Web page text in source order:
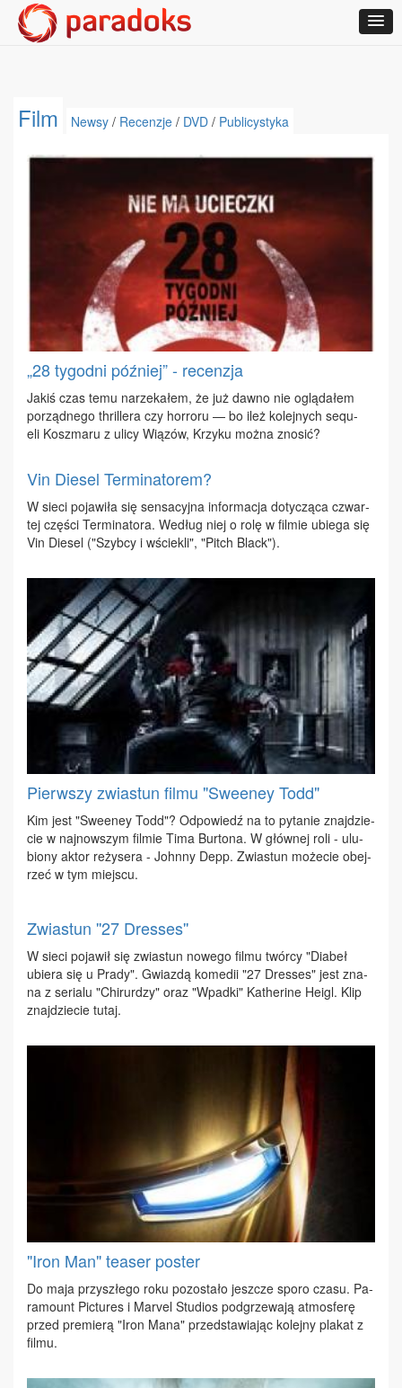
Film Newsy / Recenzje / DVD / Publicystyka
„28 tygodni później” - recenzja
Ja­kiś czas te­mu na­rze­ka­łem, że już daw­no nie oglą­da­łem
po­rząd­ne­go thril­le­ra czy hor­ro­ru — bo ileż ko­lej­nych se­qu­
eli Kosz­ma­ru z uli­cy Wią­zów, Krzy­ku moż­na zno­sić?
Vin Diesel Terminatorem?
W sie­ci po­ja­wi­ła się sen­sa­cyj­na in­for­ma­cja do­ty­czą­ca czwar­
tej czę­ści Ter­mi­na­to­ra. We­dług niej o ro­lę w fil­mie ubie­ga się
Vin Die­sel ("Szyb­cy i wście­kli", "Pitch Black").
Pierwszy zwiastun filmu "Sweeney Todd"
Kim jest "Swe­eney Todd"? Od­po­wiedź na to py­ta­nie znaj­dzie­
cie w naj­now­szym fil­mie Ti­ma Bur­to­na. W głów­nej ro­li - ulu­
bio­ny ak­tor re­ży­se­ra - John­ny Depp. Zwia­stun mo­że­cie obej­
rzeć w tym miej­scu.
Zwiastun ''27 Dresses''
W sie­ci po­ja­wił się zwia­stun no­we­go fil­mu twór­cy "Dia­beł
ubie­ra się u Pra­dy". Gwiaz­dą ko­me­dii "27 Dres­ses" jest zna­
na z se­ria­lu "Chi­rur­dzy" oraz "Wpad­ki" Ka­the­ri­ne He­igl. Klip
znaj­dzie­cie tu­taj.
"Iron Man" teaser poster
Do ma­ja przy­szłe­go ro­ku po­zo­sta­ło jesz­cze spo­ro cza­su. Pa­
ra­mo­unt Pic­tu­res i Ma­rvel Stu­dios pod­grze­wa­ją at­mos­fe­rę
przed pre­mie­rą "Iron Ma­na" przed­sta­wia­jąc ko­lej­ny pla­kat z
fil­mu.